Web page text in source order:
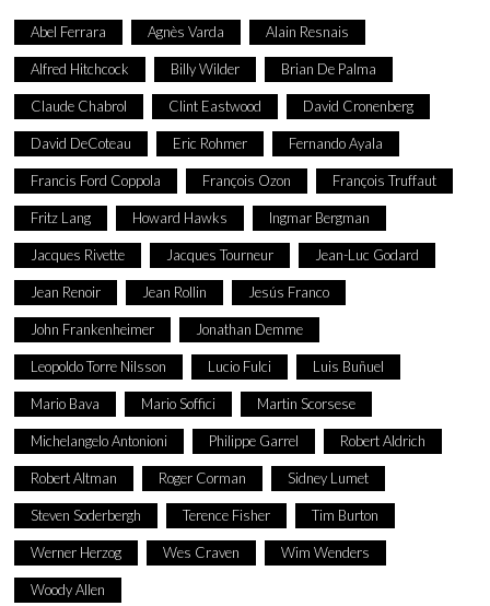
Abel Ferrara Agnès Varda Alain Resnais
Alfred Hitchcock Billy Wilder Brian De Palma
Claude Chabrol Clint Eastwood David Cronenberg
David DeCoteau Eric Rohmer Fernando Ayala
Francis Ford Coppola François Ozon François Truffaut
Fritz Lang Howard Hawks Ingmar Bergman
Jacques Rivette Jacques Tourneur Jean-Luc Godard
Jean Renoir Jean Rollin Jesús Franco
John Frankenheimer Jonathan Demme
Leopoldo Torre Nilsson Lucio Fulci Luis Buñuel
Mario Bava Mario Soffici Martin Scorsese
Michelangelo Antonioni Philippe Garrel Robert Aldrich
Robert Altman Roger Corman Sidney Lumet
Steven Soderbergh Terence Fisher Tim Burton
Werner Herzog Wes Craven Wim Wenders
Woody Allen